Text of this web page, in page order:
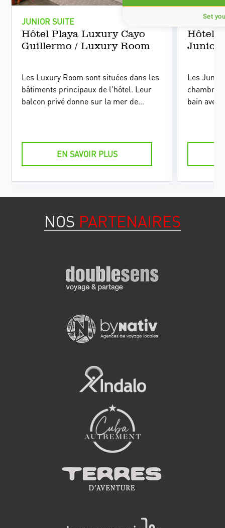
JUNIOR SUITE
Hôtel Playa Luxury Cayo
Guillermo / Luxury Room
Les Luxury Room sont situées dans les
bâtiments principaux de l'hôtel. Leur
balcon privé donne sur la mer de
EN SAVOIR PLUS
JUNIOR
Hôtel
Junior
Les
chambre
bain avec
NOS PARTENAIRES
Set